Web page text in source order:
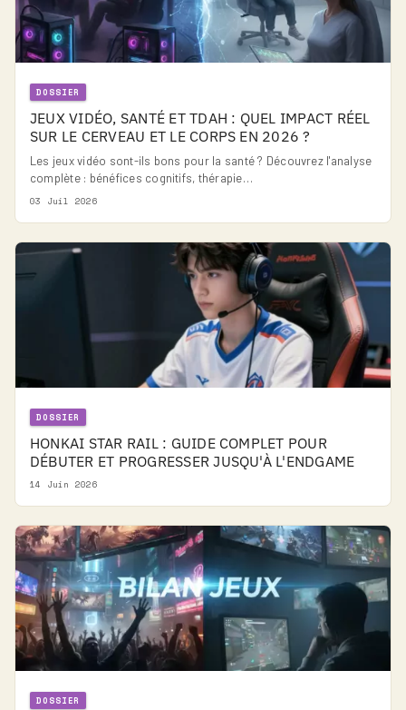
DOSSIER
JEUX VIDÉO, SANTÉ ET TDAH : QUEL IMPACT RÉEL
SUR LE CERVEAU ET LE CORPS EN 2026 ?
Les jeux vidéo sont-ils bons pour la santé ? Découvrez l'analyse
complète : bénéfices cognitifs, thérapie…
03 Juil 2026
DOSSIER
HONKAI STAR RAIL : GUIDE COMPLET POUR
DÉBUTER ET PROGRESSER JUSQU'À L'ENDGAME
14 Juin 2026
DOSSIER